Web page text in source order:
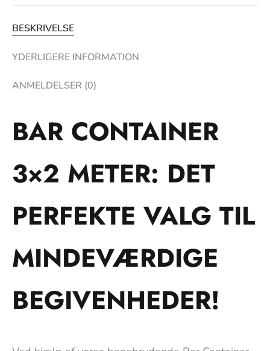
BESKRIVELSE
YDERLIGERE INFORMATION
ANMELDELSER (0)
BAR CONTAINER
3×2 METER: DET
PERFEKTE VALG TIL
MINDEVÆRDIGE
BEGIVENHEDER!